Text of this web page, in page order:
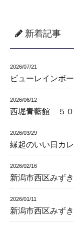
新着記事
2026/07/21
ビューレイン
2026/06/12
西堀青藍館 ５
2026/03/29
縁起のいい日カ
2026/02/16
新潟市西区みず
2026/01/11
新潟市西区みず